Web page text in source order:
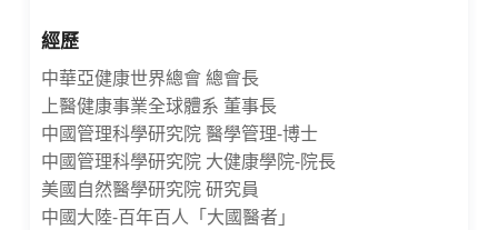
經歷
中華亞健康世界總會 總會長
上醫健康事業全球體系 董事長
中國管理科學研究院 醫學管理-博士
中國管理科學研究院 大健康學院-院長
美國自然醫學研究院 研究員
中國大陸-百年百人「大國醫者」